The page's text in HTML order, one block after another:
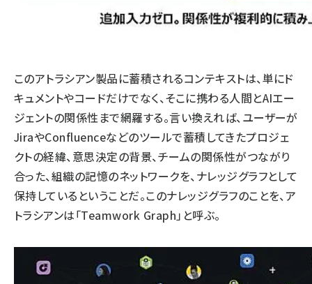
このアトラシアン製品に蓄積されるコンテキストは、単にド
キュメントやコードだけでなく、そこに携わる人間とAIエー
ジェントの関係性まで網羅する。言い換えれば、ユーザーが
JiraやConfluenceなどのツールで蓄積してきたプロジェ
クトの経緯、意思決定の背景、チームの関係性がつながり
合った、組織の記憶のネットワークを、ナレッジグラフとして
保持しているということだ。このナレッジグラフのことを、ア
トラシアンは「Teamwork Graph」と呼ぶ。